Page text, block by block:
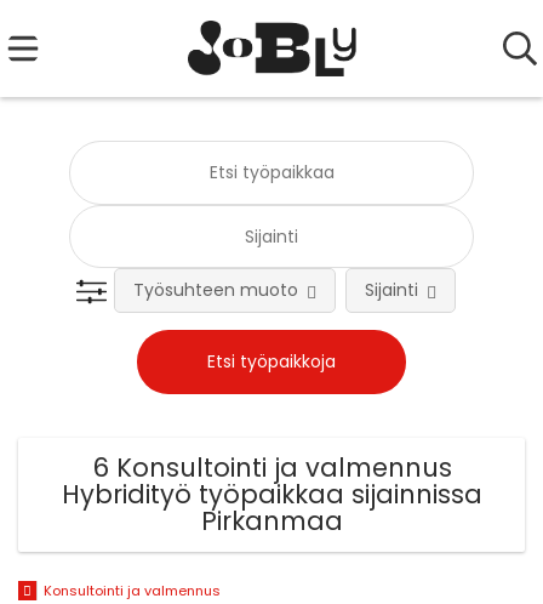
Työsuhteen muoto Sijainti
6 Konsultointi ja valmennus
Hybridityö työpaikkaa sijainnissa
Pirkanmaa
Konsultointi ja valmennus